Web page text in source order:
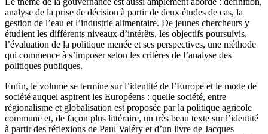
analyse de la prise de décision à partir de deux études de cas, la
gestion de l’eau et l’industrie alimentaire. De jeunes chercheurs y
étudient les différents niveaux d’intérêts, les objectifs poursuivis,
l’évaluation de la politique menée et ses perspectives, une méthode
qui commence à s’imposer selon les critères de l’analyse des
politiques publiques.
Enfin, le volume se termine sur l’identité de l’Europe et le mode de
société auquel aspirent les Européens : quelle société, entre
régionalisme et globalisation est proposée par la politique agricole
commune et, de façon plus littéraire, un très beau texte sur l’identité
à partir des réflexions de Paul Valéry et d’un livre de Jacques